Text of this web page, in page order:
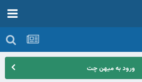
ورود به میهن چت